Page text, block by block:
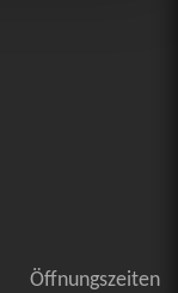
Öffnungszeiten